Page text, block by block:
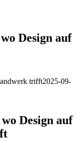
Design auf
trifft2025-09-
Design auf